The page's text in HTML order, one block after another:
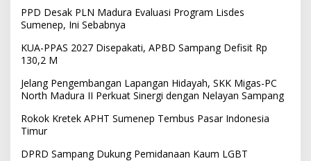
PPD Desak PLN Madura Evaluasi Program Lisdes
Sumenep, Ini Sebabnya
KUA-PPAS 2027 Disepakati, APBD Sampang Defisit Rp
130,2 M
Jelang Pengembangan Lapangan Hidayah, SKK Migas-PC
North Madura II Perkuat Sinergi dengan Nelayan Sampang
Rokok Kretek APHT Sumenep Tembus Pasar Indonesia
Timur
DPRD Sampang Dukung Pemidanaan Kaum LGBT